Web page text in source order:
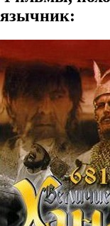
язычник: